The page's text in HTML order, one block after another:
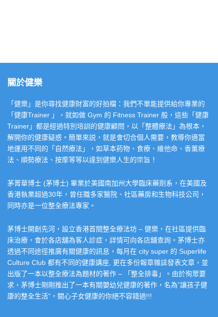
關於健樂
「健樂」是你尋找健康財富的好拍檔：我們不單能提供給你專業的
「健康Trainer 」，就如做 Gym 的 Fitness Trainer 般，這些「健康
Trainer」都是經過特別培訓的健康顧問，以「整體療法」為根本，
解開你的健康疑惑。簡單來説，就是會切合個人需要，教導你適當
地運用不同的「自然療法」，如草本葯物、食療、維他命、香薰療
法、順勢療法、按摩等等以達到健樂人生的宗旨！
茅菁華博士 (茅博士) 畢業於美國南加州大學臨床藥劑系，在美國及
香港執業超過30年，曾任職多家醫院、社區藥房和生物科技公司，
同時亦是一位整全療法專家。
茅博士開創先河，設立香港首間整全療法坊 – 健樂，在社區提供臨
床治療，會於各店舖為客人診症，詳情可向各店舖查詢。茅博士亦
透過不同途徑推廣有關健康的訊息，每月在 city super 的 Superlife
Culture Club 都有不同的健康講座, 更在多份報章雜誌發表文章，並
出版了一本以整全療法為題材的著作 – 「整全排毒」。由於徇眾要
求，茅博士剛剛推出了一本有關嬰幼兒健康的著作，名為”讓孩子健
康的整全生活”，關心子女健康的你絕不容錯過!!!